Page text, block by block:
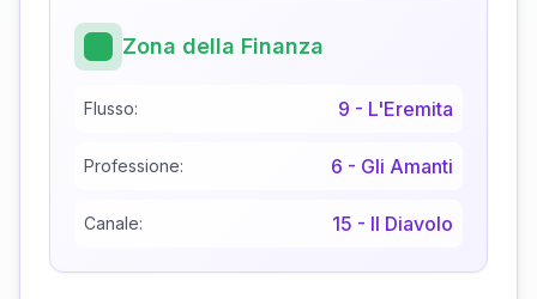
Zona della Finanza
Flusso: 9 - L'Eremita
Professione: 6 - Gli Amanti
Canale: 15 - Il Diavolo